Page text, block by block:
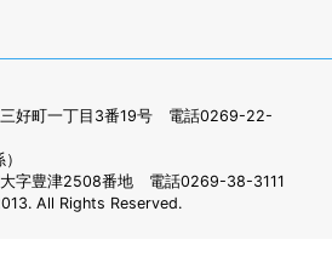
好町一丁目3番19号 電話0269-22-
字豊津2508番地 電話0269-38-3111
All Rights Reserved.